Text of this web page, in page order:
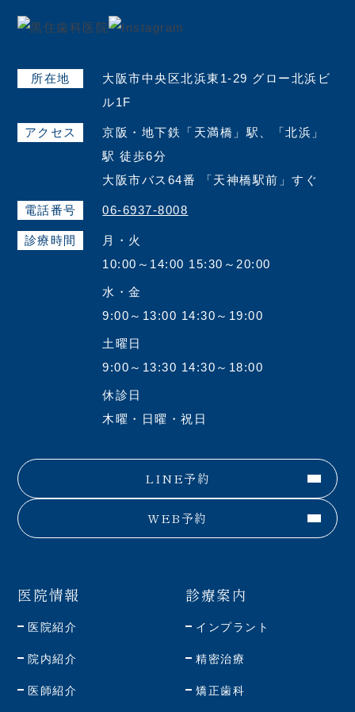
所在地
大阪市中央区北浜東1-29 グロー北浜ビ
ル1F
アクセス
京阪・地下鉄「天満橋」駅、「北浜」
駅 徒歩6分
大阪市バス64番 「天神橋駅前」すぐ
電話番号 06-6937-8008
診療時間
月・火
10:00～14:00 15:30～20:00
水・金
9:00～13:00 14:30～19:00
土曜日
9:00～13:30 14:30～18:00
休診日
木曜・日曜・祝日
LINE予約
WEB予約
医院情報
医院紹介
院内紹介
医師紹介
診療案内
インプラント
精密治療
矯正歯科